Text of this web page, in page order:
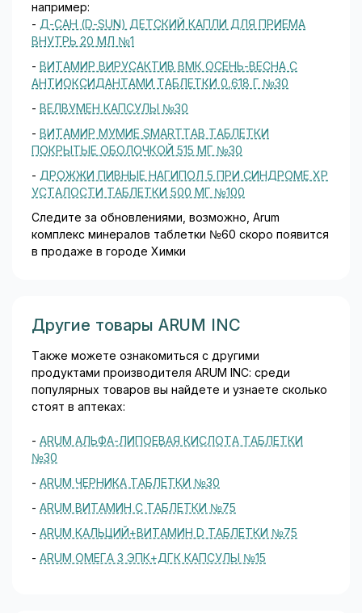
например:
- Д-САН (D-SUN) ДЕТСКИЙ КАПЛИ ДЛЯ ПРИЕМА
ВНУТРЬ 20 МЛ №1
- ВИТАМИР ВИРУСАКТИВ ВМК ОСЕНЬ-ВЕСНА С
АНТИОКСИДАНТАМИ ТАБЛЕТКИ 0,618 Г №30
- ВЕЛВУМЕН КАПСУЛЫ №30
- ВИТАМИР МУМИЕ SMARTTAB ТАБЛЕТКИ
ПОКРЫТЫЕ ОБОЛОЧКОЙ 515 МГ №30
- ДРОЖЖИ ПИВНЫЕ НАГИПОЛ 5 ПРИ СИНДРОМЕ ХР
УСТАЛОСТИ ТАБЛЕТКИ 500 МГ №100
Следите за обновлениями, возможно, Arum
комплекс минералов таблетки №60 скоро появится
в продаже в городе Химки
Другие товары ARUM INC
Также можете ознакомиться с другими
продуктами производителя ARUM INC: среди
популярных товаров вы найдете и узнаете сколько
стоят в аптеках:
- ARUM АЛЬФА-ЛИПОЕВАЯ КИСЛОТА ТАБЛЕТКИ
№30
- ARUM ЧЕРНИКА ТАБЛЕТКИ №30
- ARUM ВИТАМИН C ТАБЛЕТКИ №75
- ARUM КАЛЬЦИЙ+ВИТАМИН D ТАБЛЕТКИ №75
- ARUM ОМЕГА 3 ЭПК+ДГК КАПСУЛЫ №15